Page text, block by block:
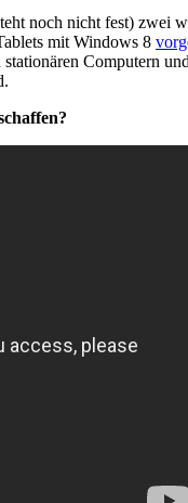
noch nicht fest)
mit Windows 8
Computern